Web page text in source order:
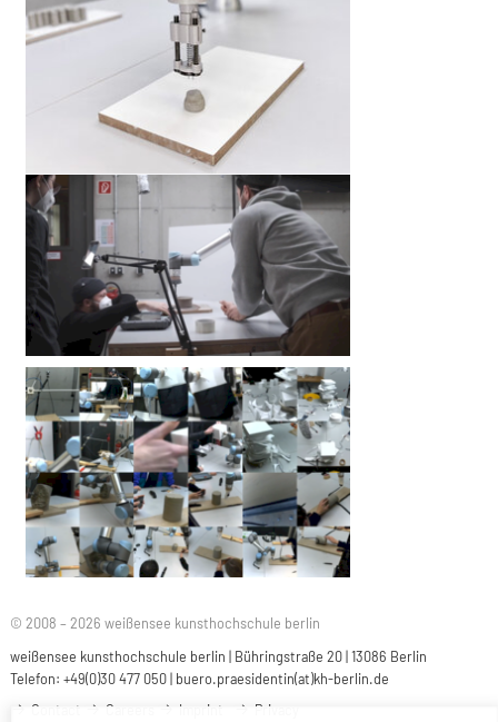
© 2008 – 2026 weißensee kunsthochschule berlin
weißensee kunsthochschule berlin | Bühringstraße 20 | 13086 Berlin
Telefon: +49(0)30 477 050 | buero.praesidentin(at)kh-berlin.de
Contact
Careers Imprint
Privacy